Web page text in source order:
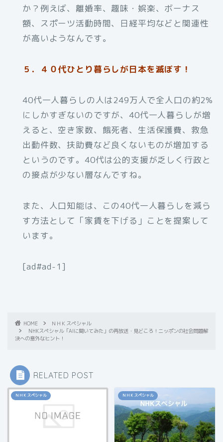
か？例えば、離婚率、趣味・娯楽、ボーナス
額、スポーツ活動時間、日経平均などと関連性
が高いようなんです。
５．４０代ひとり暮らしが日本を滅ぼす！
40代一人暮らしの人は249万人で全人口の約2%
にしかすぎないのですが、40代一人暮らしが増
えると、空き家数、餓死者、生活保護費、救急
出動件数、扶助費など良くないものが増加する
というのです。40代は公的支援が乏しく行政と
の接点が少ない層なんですね。
また、人口知能は、この40代一人暮らしを減ら
す方法として「家賃を下げる」ことを提案して
います。
[ad#ad-1]
HOME
ＮＨＫスペシャル
NHKスペシャル「AIに聞いてみた」の再放送・見どころ！ニッポンの社会問題解
決への意外なヒント！
RELATED POST
ＮＨＫスペシャル ＮＨＫスペシャル